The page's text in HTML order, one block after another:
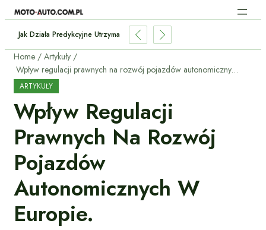
Jak Działa Predykcyjne Utrzymanie Samochodu Dzięki AI?
Home
Artykuły
Wpływ regulacji prawnych na rozwój pojazdów autonomicznych w Europie.
ARTYKUŁY
Wpływ Regulacji
Prawnych Na Rozwój
Pojazdów
Autonomicznych W
Europie.